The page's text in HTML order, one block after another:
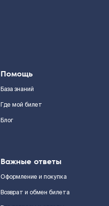
Помощь
База знаний
Где мой билет
Блог
Важные ответы
Оформление и покупка
Возврат и обмен билета